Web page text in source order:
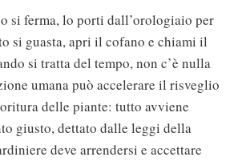
si ferma, lo porti dall’orologiaio per
si guasta, apri il cofano e chiami il
si tratta del tempo, non c’è nulla
umana può accelerare il risveglio
delle piante: tutto avviene
giusto, dettato dalle leggi della
deve arrendersi e accettare